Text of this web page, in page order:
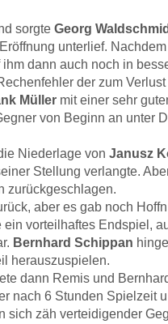
sorgte Georg
unterlief.
dann auch noch in
der zum Verlust
Müller mit einer sehr
von Beginn an unter
Niederlage von Janusz
Stellung verlangte.
zurückgeschlagen.
aber es gab noch
ein vorteilhaftes Endspiel,
Bernhard Schippan
herauszuspielen.
dann Remis und
nach 6 Stunden Spielzeit
sich zäh verteidigender